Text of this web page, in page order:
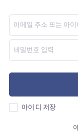
아이디 저장